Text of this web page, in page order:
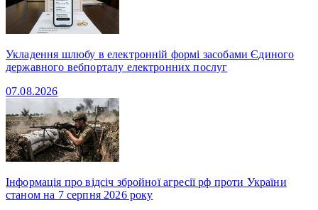
Укладення шлюбу в електронній формі засобами Єдиного
державного вебпорталу електронних послуг
07.08.2026
Інформація про відсіч збройної агресії рф проти України
станом на 7 серпня 2026 року